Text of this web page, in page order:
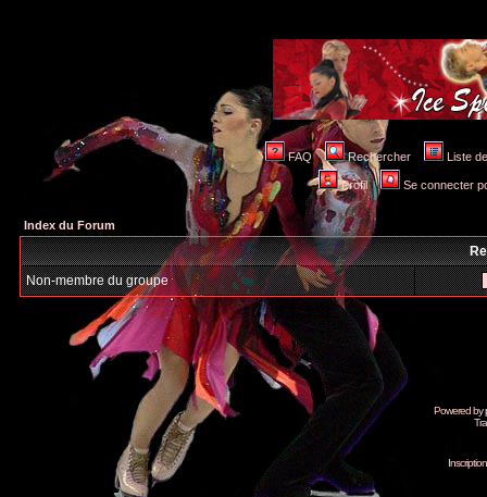
FAQ Rechercher Liste
Profil Se connecter
Index du Forum
Non-membre du groupe
Powered by